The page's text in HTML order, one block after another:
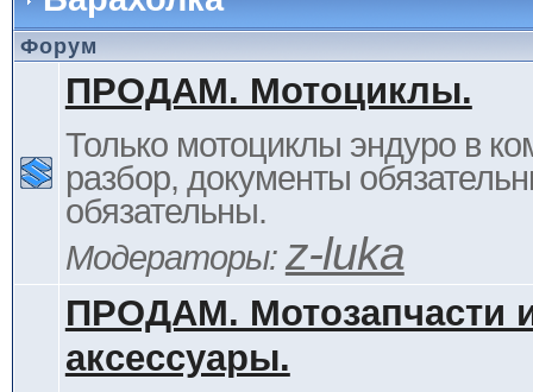
Форум
ПРОДАМ. Мотоциклы.
Только мотоциклы эндуро в
разбор, документы
обязательны.
Модераторы: z-luka
ПРОДАМ. Мотозапчасти
аксессуары.